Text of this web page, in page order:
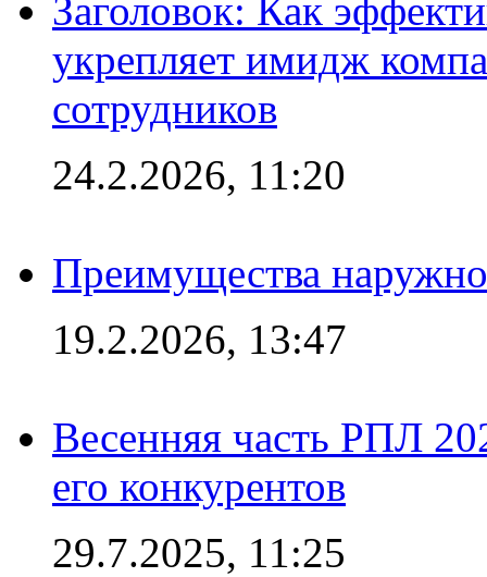
Заголовок: Как
укрепляет имидж
сотрудников
24.2.2026, 11:20
Преимущества
19.2.2026, 13:47
Весенняя часть РПЛ
его конкурентов
29.7.2025, 11:25